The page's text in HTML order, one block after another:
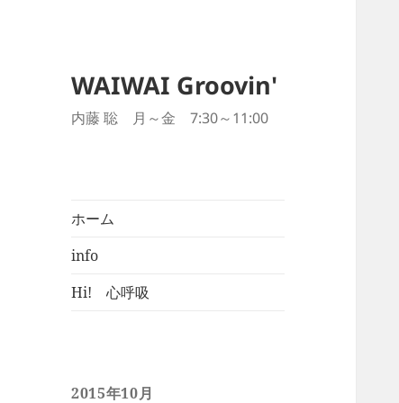
WAIWAI Groovin'
内藤 聡 月～金 7:30～11:00
ホーム
info
Hi! 心呼吸
2015年10月